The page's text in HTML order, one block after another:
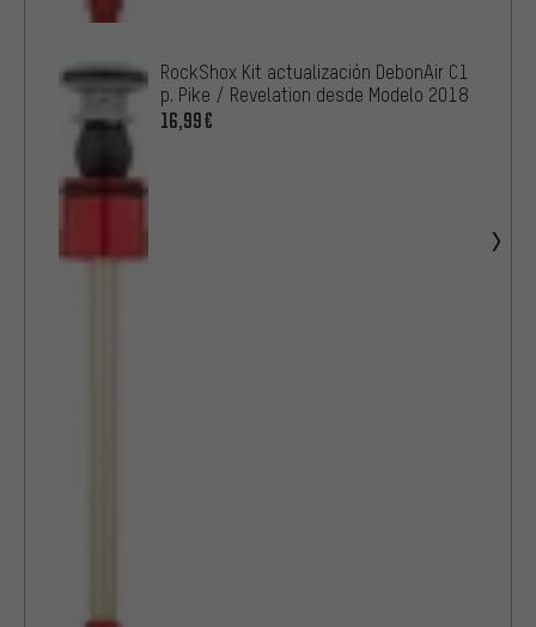
RockShox Kit actualización DebonAir C1
p. Pike / Revelation desde Modelo 2018
16,99€